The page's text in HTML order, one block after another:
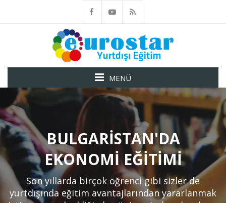
MENÜ
BULGARISTAN'DA
EKONOMI EĞITIMI
Son yıllarda birçok öğrenci gibi sizler de
yurtdışında eğitim avantajlarından yararlanmak